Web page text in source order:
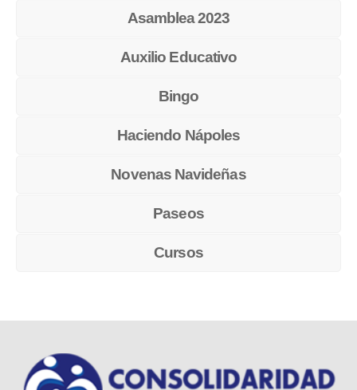
Asamblea 2023
Auxilio Educativo
Bingo
Haciendo Nápoles
Novenas Navideñas
Paseos
Cursos